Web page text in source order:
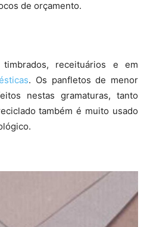
de orçamento.
receituários e em
. Os panfletos de menor
nestas gramaturas, tanto
também é muito usado